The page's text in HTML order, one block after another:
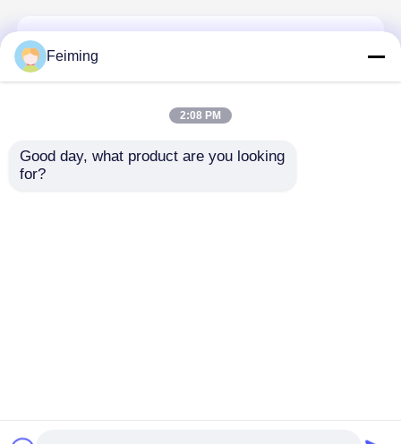
Suplemento nutritivo ao alimento
O pó nutritivo L-Carnosine do aditivo de
Feiming
2:08 PM
Good day, what product are you looking
for?